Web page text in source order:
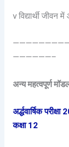
v विद्यार्थी जीवन
——————–
अन्य महत्वपूर्ण
अर्द्धवार्षिक
कक्षा 12